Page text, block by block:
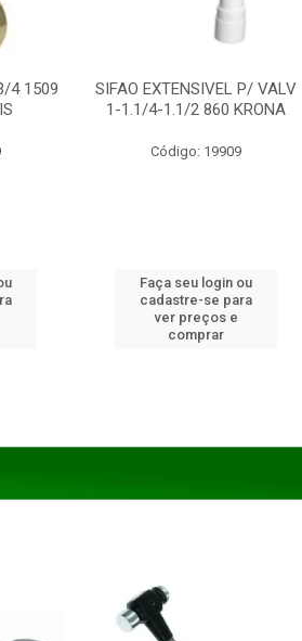
4 1509
SIFAO EXTENSIVEL P/ VALV
1-1.1/4-1.1/2 860 KRONA
Código: 19909
Faça seu login ou
cadastre-se para
ver preços e
comprar